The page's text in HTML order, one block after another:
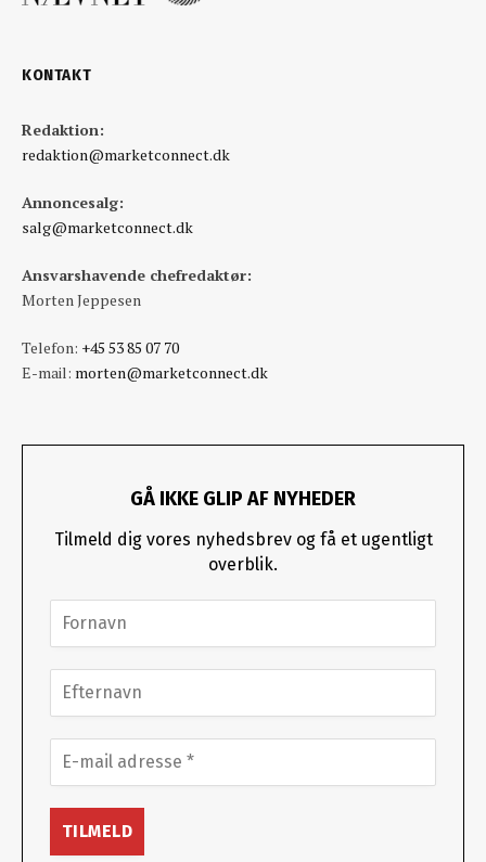
KONTAKT
Redaktion:
redaktion@marketconnect.dk
Annoncesalg:
salg@marketconnect.dk
Ansvarshavende chefredaktør:
Morten Jeppesen
Telefon: +45 53 85 07 70
E-mail: morten@marketconnect.dk
GÅ IKKE GLIP AF NYHEDER
Tilmeld dig vores nyhedsbrev og få et ugentligt
overblik.